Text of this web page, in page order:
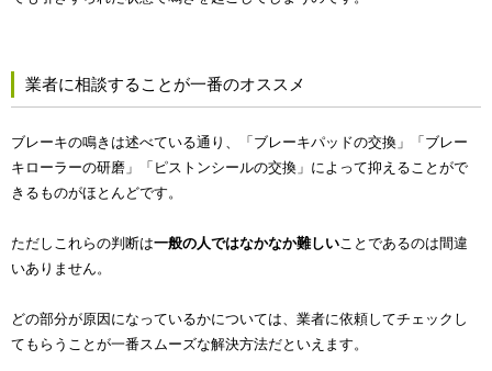
業者に相談することが一番のオススメ
ブレーキの鳴きは述べている通り、「ブレーキパッドの交換」「ブレー
キローラーの研磨」「ピストンシールの交換」によって抑えることがで
きるものがほとんどです。
ただしこれらの判断は一般の人ではなかなか難しいことであるのは間違
いありません。
どの部分が原因になっているかについては、業者に依頼してチェックし
てもらうことが一番スムーズな解決方法だといえます。